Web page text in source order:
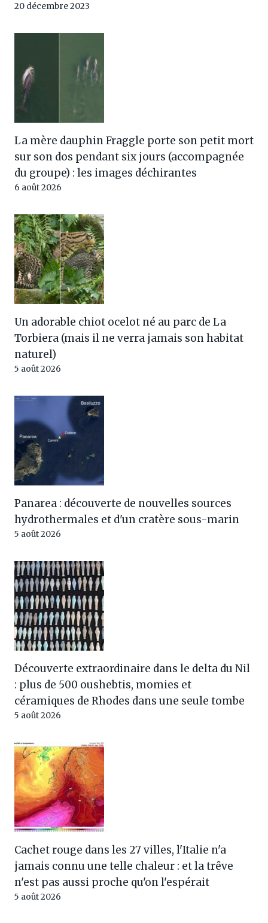
20 décembre 2023
La mère dauphin Fraggle porte son petit mort
sur son dos pendant six jours (accompagnée
du groupe) : les images déchirantes
6 août 2026
Un adorable chiot ocelot né au parc de La
Torbiera (mais il ne verra jamais son habitat
naturel)
5 août 2026
Panarea : découverte de nouvelles sources
hydrothermales et d'un cratère sous-marin
5 août 2026
Découverte extraordinaire dans le delta du Nil
: plus de 500 oushebtis, momies et
céramiques de Rhodes dans une seule tombe
5 août 2026
Cachet rouge dans les 27 villes, l'Italie n'a
jamais connu une telle chaleur : et la trêve
n'est pas aussi proche qu'on l'espérait
5 août 2026